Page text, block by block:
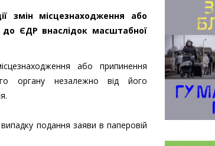
змін місцезнаходження або
ЄДР внаслідок масштабної
або припинення
органу незалежно від його
подання заяви в паперовій